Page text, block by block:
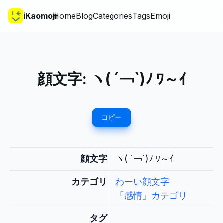
iKaomojiHomeBlogCategoriesTagsEmoji
顔文字: ヽ( ´￢`)ﾉ ﾜ～ｲ
コピー
顔文字 ヽ( ´￢`)ﾉ ﾜ～ｲ
カテゴリ
わーい顔文字
「感情」カテゴリ
タグ